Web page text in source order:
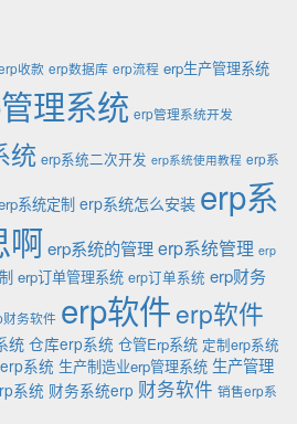
收款 erp数据库 erp流程 erp生产管理系统
理系统 erp管理系统开发
统 erp系统二次开发 erp系统使用教程 erp系
系统定制 erp系统怎么安装 erp系
啊erp系统的管理erp系统管理 erp
erp订单管理系统 erp订单系统 erp财务
务软件 erp软件erp软件
统 仓库erp系统 仓管Erp系统 定制erp系统
系统 生产制造业erp管理系统 生产管理
系统 财务系统erp 财务软件 销售erp系